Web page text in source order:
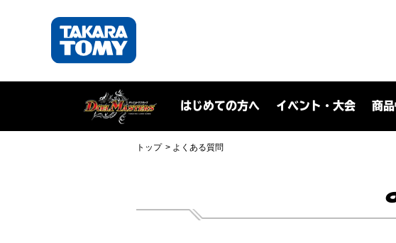
はじめての方へ イベント・大会 商
トップ よくある質問